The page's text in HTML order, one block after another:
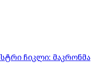
ჩიკლი: მაკრონმა